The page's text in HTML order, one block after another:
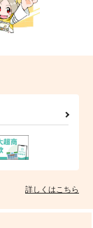
詳しくはこちら